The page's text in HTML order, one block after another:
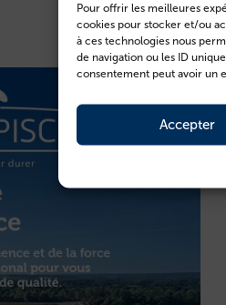
Pour offrir les meilleures
cookies pour stocker et/ou
à ces technologies nous
de navigation ou les ID
consentement peut avoir un
Accepter